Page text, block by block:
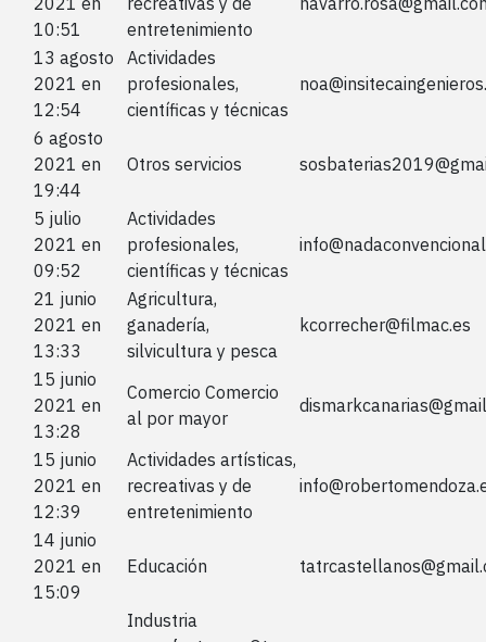
10:51
entretenimiento
13 agosto
2021 en
12:54
Actividades
profesionales,
científicas y técnicas
6 agosto
2021 en
19:44
Otros servicios
5 julio
2021 en
09:52
Actividades
profesionales,
científicas y técnicas
21 junio
2021 en
13:33
Agricultura,
ganadería,
silvicultura y pesca
kcorrecher@filmac.es
15 junio
2021 en
13:28
Comercio Comercio
al por mayor
15 junio
2021 en
12:39
Actividades artísticas,
recreativas y de
entretenimiento
14 junio
2021 en
15:09
Educación
Industria